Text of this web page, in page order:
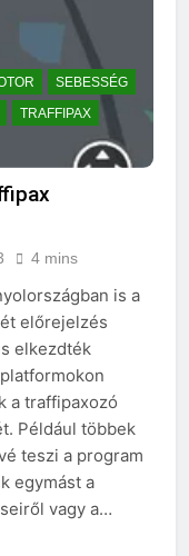
SEBESSÉG
TRAFFIPAX
4 mins
is a
előrejelzés
elkezdték
a traffipaxozó
Például többek
teszi a program
egymást a
vagy a…